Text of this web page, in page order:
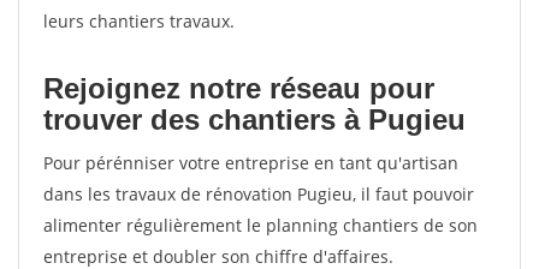
leurs chantiers travaux.
Rejoignez notre réseau pour
trouver des chantiers à Pugieu
Pour pérénniser votre entreprise en tant qu'artisan
dans les travaux de rénovation Pugieu, il faut pouvoir
alimenter régulièrement le planning chantiers de son
entreprise et doubler son chiffre d'affaires.